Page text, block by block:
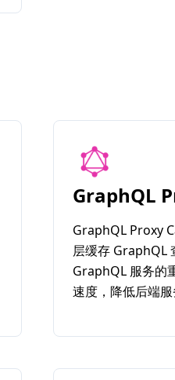
GraphQL
GraphQL Proxy
层缓存 GraphQL
GraphQL 服务的
速度，降低后端服